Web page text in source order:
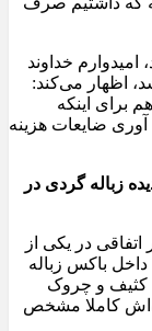
امیدوارم خداوند
اظهار می‌کند:
برای اینکه
ضایعات هزینه
زباله گردی در
در یکی از
باکس زباله
کثیف و چروک
کاملا مشخص